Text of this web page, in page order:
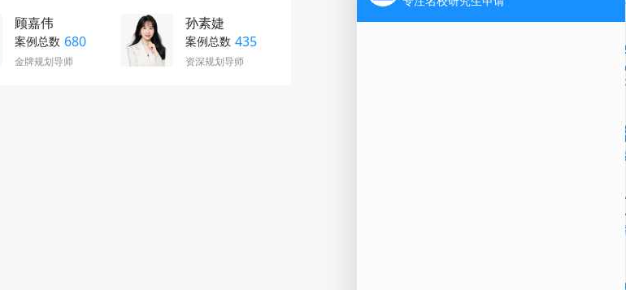
顾嘉伟
案例总数 680
金牌规划导师
孙素婕
案例总数 435
资深规划导师
公
微
在